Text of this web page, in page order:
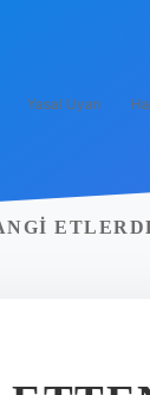
Yasal Uyarı